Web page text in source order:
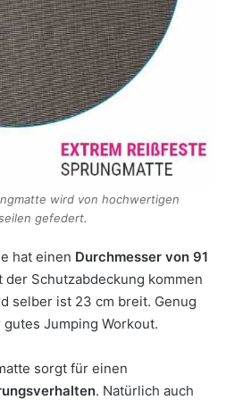
wird von hochwertigen
gefedert.
hat einen Durchmesser von 91
Schutzabdeckung kommen
selber ist 23 cm breit. Genug
Jumping Workout.
sorgt für einen
. Natürlich auch